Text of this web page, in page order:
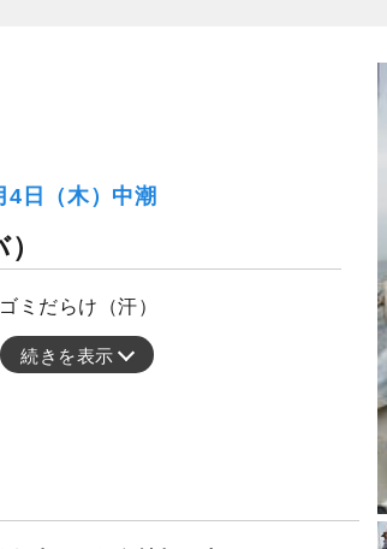
4日（木）中潮
ミだらけ（汗）
続きを表示